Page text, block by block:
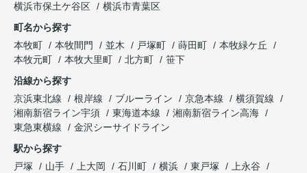
横浜市保土ケ谷区
横浜市青葉区
町名から探す
本牧町
本牧間門 並木 戸塚町 蒔田町
本牧緑ケ丘
本牧元町
本牧大里町 北方町
笹下
沿線から探す
京浜東北線
根岸線 ブルーライン 京急本線
横須賀線
湘南新宿ライン宇須
東海道本線
湘南新宿ライン高海
東急東横線
金沢シーサイドライン
駅から探す
戸塚
山手 上大岡 石川町 横浜 東戸塚
上永谷